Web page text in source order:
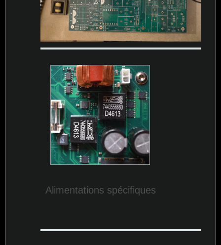
Alimentations spécifiques